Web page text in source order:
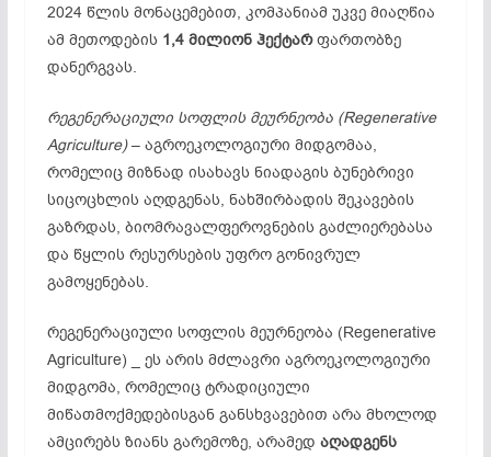
2024 წლის მონაცემებით, კომპანიამ უკვე მიაღწია
ამ მეთოდების 1,4 მილიონ ჰექტარფართობზე
დანერგვას.
რეგენერაციული სოფლის მეურნეობა(Regenerative
Agriculture)– აგროეკოლოგიური მიდგომაა,
რომელიც მიზნად ისახავს ნიადაგის ბუნებრივი
სიცოცხლის აღდგენას, ნახშირბადის შეკავების
გაზრდას, ბიომრავალფეროვნების გაძლიერებასა
და წყლის რესურსების უფრო გონივრულ
გამოყენებას.
რეგენერაციული სოფლის მეურნეობა (Regenerative
Agriculture) _ ეს არის მძლავრი აგროეკოლოგიური
მიდგომა, რომელიც ტრადიციული
მიწათმოქმედებისგან განსხვავებით არა მხოლოდ
ამცირებს ზიანს გარემოზე, არამედ აღადგენს